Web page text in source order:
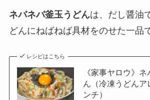
ネバネバ釜玉うどんは、だし醤油
どんにねばねば具材をのせた一品
レシピはこちら
《家事ヤロウ》
ん（冷凍うどんア
ンチ）